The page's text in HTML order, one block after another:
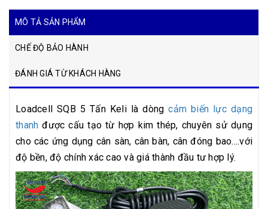
MÔ TẢ SẢN PHẨM
CHẾ ĐỘ BẢO HÀNH
ĐÁNH GIÁ TỪ KHÁCH HÀNG
Loadcell SQB 5 Tấn Keli là dòngcảm biến lực dạng
thanh được cấu tạo từ hợp kim thép, chuyên sử dụng
cho các ứng dụng cân sàn, cân bàn, cân đóng bao....với
độ bền, độ chính xác cao và giá thành đầu tư hợp lý.